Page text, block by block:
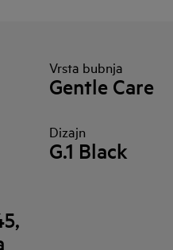
Vrsta bubnja
Gentle Care
Dizajn
G.1 Black